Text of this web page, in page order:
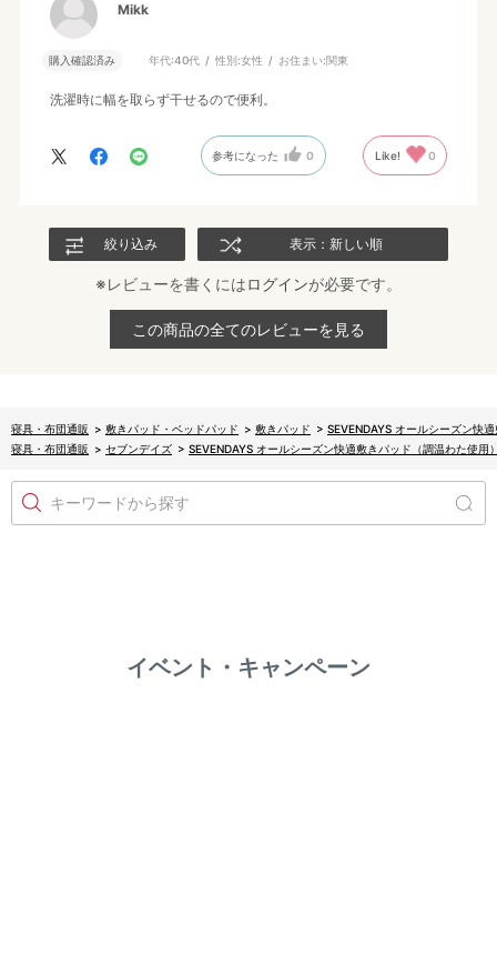
Mikk
購入確認済み 年代:40代 性別:女性 お住まい:関東
洗濯時に幅を取らず干せるので便利。
参考になった 0 Like! 0
絞り込み 表示：新しい順
※レビューを書くにはログインが必要です。
この商品の全てのレビューを見る
寝具・布団通販 > 敷きパッド・ベッドパッド > 敷きパッド > SEVENDAYS オールシーズン快
寝具・布団通販 > セブンデイズ > SEVENDAYS オールシーズン快適敷きパッド（調温わた使用
キーワードから探す
イベント・キャンペーン